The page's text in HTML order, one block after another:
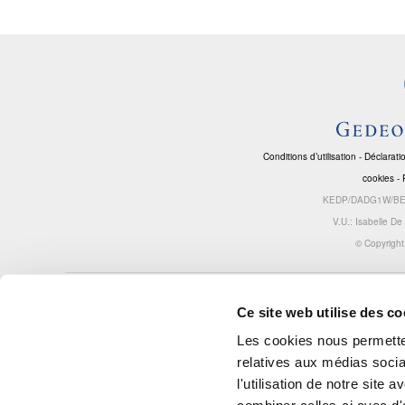
Ce site web utilise des
Les cookies nous
relatives aux médias
l'utilisation de notre site
Conditions d’utilisation -
cookies -
KEDP/DADG1W/
V.U.: Isabelle
©
| Noordkustlaan 16A, bus 5, 1702 Groot-Bijgaarden (Dilbeek), la Belgique |
| IBAN BE97 0016 6570 8349 - BIC BNP